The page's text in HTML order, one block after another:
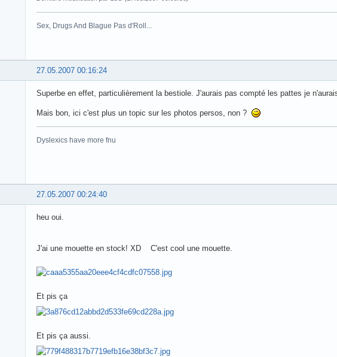
Sex, Drugs And Blague Pas d'Roll...
27.05.2007 00:16:24
Superbe en effet, particulièrement la bestiole. J'aurais pas compté les pattes je
Mais bon, ici c'est plus un topic sur les photos persos, non ?
Dyslexics have more fnu
27.05.2007 00:24:40
heu oui.
J'ai une mouette en stock! XD C'est cool une mouette.
Et pis ça
Et pis ça aussi.